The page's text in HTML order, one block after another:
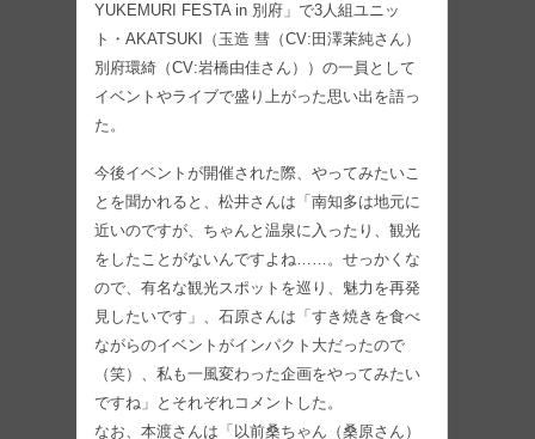
YUKEMURI FESTA in 別府」で3人組ユニッ
ト・AKATSUKI（玉造 彗（CV:田澤茉純さん）
別府環綺（CV:岩橋由佳さん））の一員として
イベントやライブで盛り上がった思い出を語っ
た。
今後イベントが開催された際、やってみたいこ
とを聞かれると、松井さんは「南知多は地元に
近いのですが、ちゃんと温泉に入ったり、観光
をしたことがないんですよね……。せっかくな
ので、有名な観光スポットを巡り、魅力を再発
見したいです」、石原さんは「すき焼きを食べ
ながらのイベントがインパクト大だったので
（笑）、私も一風変わった企画をやってみたい
ですね」とそれぞれコメントした。
なお、本渡さんは「以前桑ちゃん（桑原さん）